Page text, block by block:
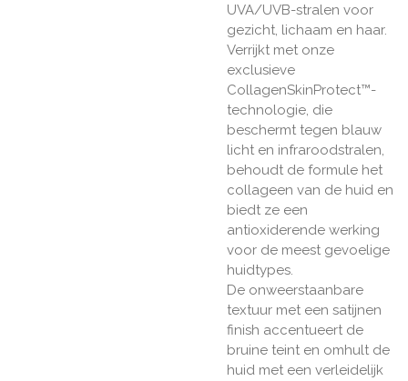
UVA/UVB-stralen voor
gezicht, lichaam en haar.
Verrijkt met onze
exclusieve
CollagenSkinProtect™-
technologie, die
beschermt tegen blauw
licht en infraroodstralen,
behoudt de formule het
collageen van de huid en
biedt ze een
antioxiderende werking
voor de meest gevoelige
huidtypes.
De onweerstaanbare
textuur met een satijnen
finish accentueert de
bruine teint en omhult de
huid met een verleidelijk